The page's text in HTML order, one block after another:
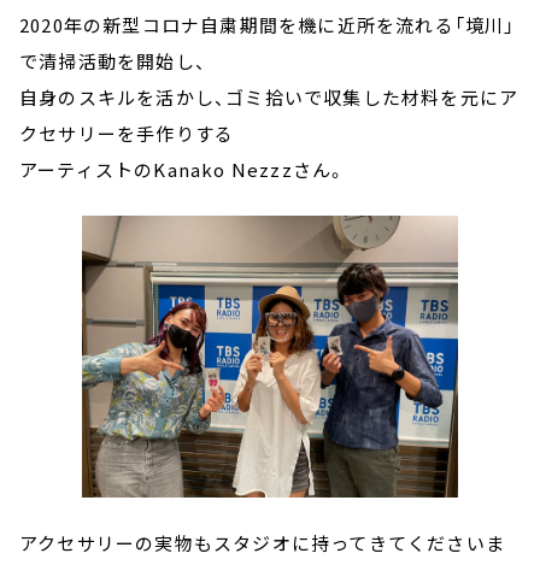
2020年の新型コロナ自粛期間を機に近所を流れる「境川」
で清掃活動を開始し、
自身のスキルを活かし、ゴミ拾いで収集した材料を元にア
クセサリーを手作りする
アーティストのKanako Nezzzさん。
アクセサリーの実物もスタジオに持ってきてくださいま